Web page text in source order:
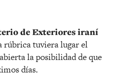
de Exteriores iraní
rúbrica tuviera lugar el
la posibilidad de que
días.